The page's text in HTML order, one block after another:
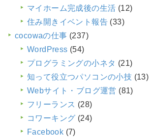
マイホーム完成後の生活 (12)
住み開きイベント報告 (33)
cocowaの仕事 (237)
WordPress (54)
プログラミングの小ネタ (21)
知って役立つパソコンの小技 (13)
Webサイト・ブログ運営 (81)
フリーランス (28)
コワーキング (24)
Facebook (7)